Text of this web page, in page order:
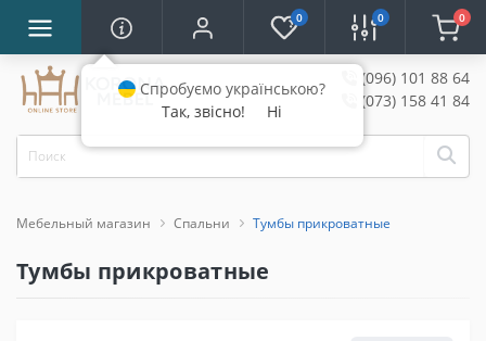
0 0 0
(096) 101 88 64
(073) 158 41 84
Мебельный магазин Спальни Тумбы прикроватные
Тумбы прикроватные
Спробуємо українською?
Так, звісно!
Ні